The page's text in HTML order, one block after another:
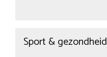
Sport & gezondheid